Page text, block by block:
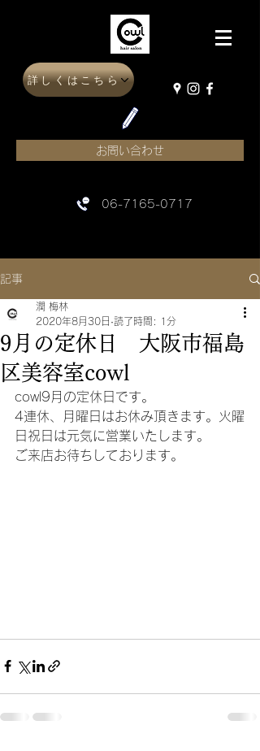
詳しくはこちら
お問い合わせ
06-7165-0717
記事
9月の定休日 大阪市福島
区美容室cowl
潤 梅林
2020年8月30日 読了時間: 1分
cowl9月の定休日です。
4連休、月曜日はお休み頂きます。火曜
日祝日は元気に営業いたします。
ご来店お待ちしております。